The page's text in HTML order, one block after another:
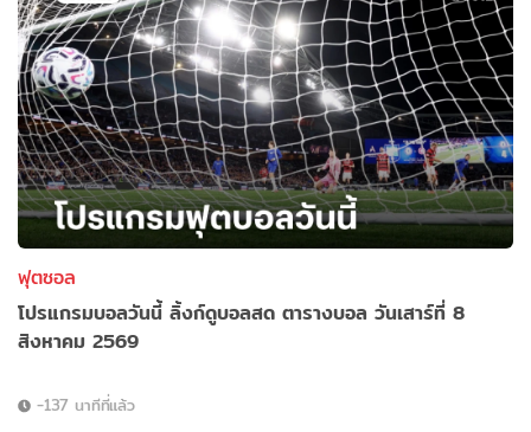
ฟุตซอล
โปรแกรมบอลวันนี้ ลิ้งก์ดูบอลสด ตารางบอล วันเสาร์ที่ 8
สิงหาคม 2569
-137 นาทีที่แล้ว